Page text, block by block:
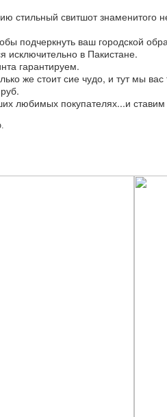
стильный свитшот
подчеркнуть ваш городской
исключительно в Пакистане.
гарантируем.
же стоит сие чудо, и тут мы
любимых покупателях...и ставим